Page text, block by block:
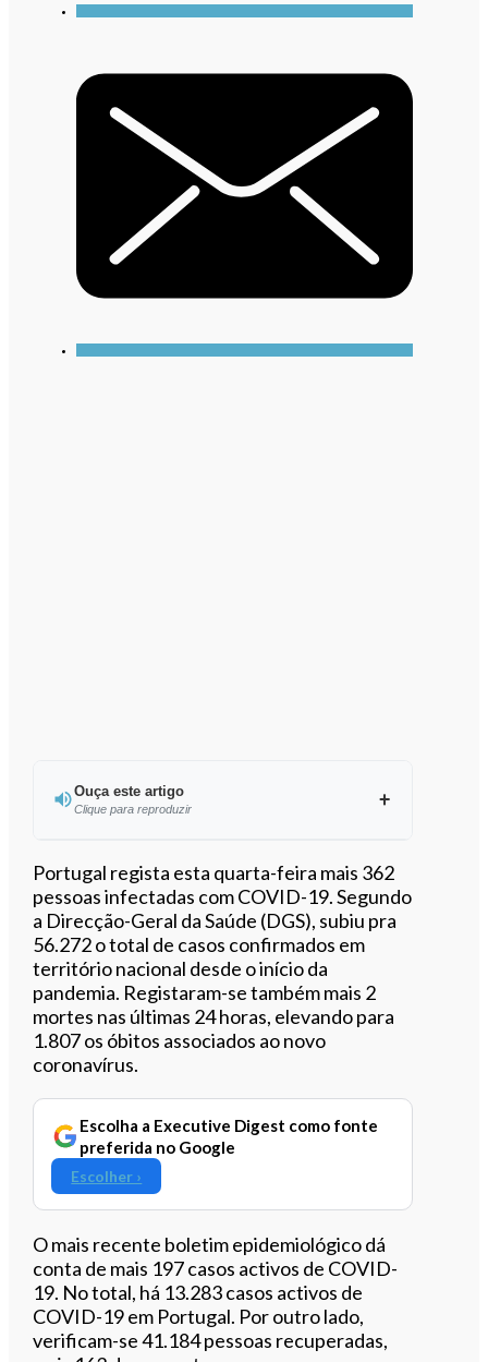
Ouça este artigo
Clique para reproduzir
Ouvir este artigo
Portugal regista esta quarta-feira mais 362
pessoas infectadas com COVID-19. Segundo
a Direcção-Geral da Saúde (DGS), subiu pra
56.272 o total de casos confirmados em
território nacional desde o início da
pandemia. Registaram-se também mais 2
mortes nas últimas 24 horas, elevando para
1.807 os óbitos associados ao novo
coronavírus.
Escolha a Executive Digest como fonte
preferida no Google
Escolher ›
O mais recente boletim epidemiológico dá
conta de mais 197 casos activos de COVID-
19. No total, há 13.283 casos activos de
COVID-19 em Portugal. Por outro lado,
verificam-se 41.184 pessoas recuperadas,